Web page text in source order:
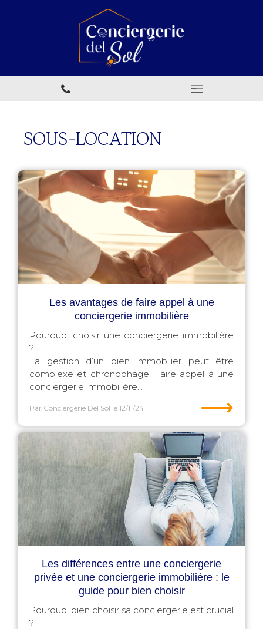
SOUS-LOCATION
Les avantages de faire appel à une
conciergerie immobilière
Pourquoi choisir une conciergerie immobilière
?
La gestion d’un bien immobilier peut être
complexe et chronophage. Faire appel à une
conciergerie immobilière...
Par Conciergerie Del Sol le 12/11/24 ⟶
Les différences entre une conciergerie
privée et une conciergerie immobilière : le
guide pour bien choisir
Pourquoi bien choisir sa conciergerie est crucial
?